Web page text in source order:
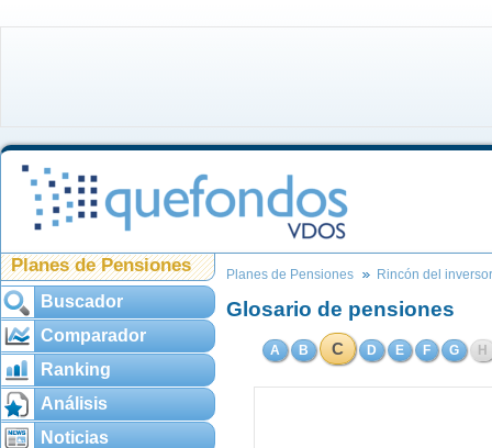
Planes de Pensiones
Buscador
Comparador
Ranking
Análisis
Noticias
Planes de Pensiones Rincón del inversor
Glosario de pensiones
A B C D E F G H